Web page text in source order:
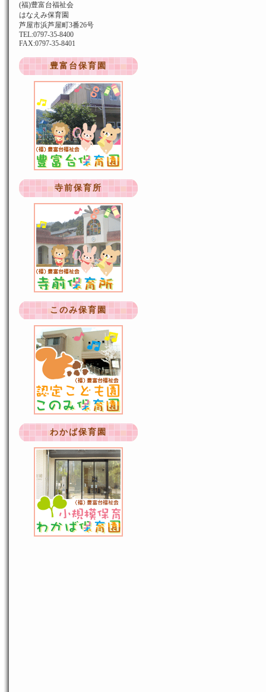
(福)豊富台福祉会
はなえみ保育園
芦屋市浜芦屋町3番26号
TEL:0797-35-8400
FAX:0797-35-8401
豊富台保育園
寺前保育所
このみ保育園
わかば保育園